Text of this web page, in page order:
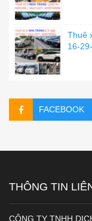
Thuê
16-
FACEBOOK
THÔNG TIN
CÔNG TY TNHH